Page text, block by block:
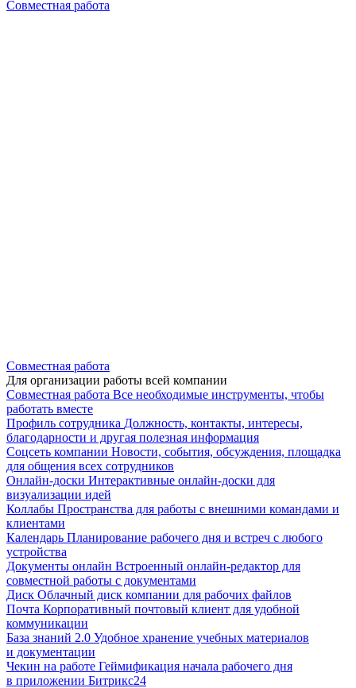
Совместная работа
Совместная работа
Для организации работы всей компании
Совместная работа Все необходимые инструменты, чтобы
работать вместе
Профиль сотрудника Должность, контакты, интересы,
благодарности и другая полезная информация
Соцсеть компании Новости, события, обсуждения, площадка
для общения всех сотрудников
Онлайн-доски Интерактивные онлайн-доски для
визуализации идей
Коллабы Пространства для работы с внешними командами и
клиентами
Календарь Планирование рабочего дня и встреч с любого
устройства
Документы онлайн Встроенный онлайн-редактор для
совместной работы с документами
Диск Облачный диск компании для рабочих файлов
Почта Корпоративный почтовый клиент для удобной
коммуникации
База знаний 2.0 Удобное хранение учебных материалов
и документации
Чекин на работе Геймификация начала рабочего дня
в приложении Битрикс24